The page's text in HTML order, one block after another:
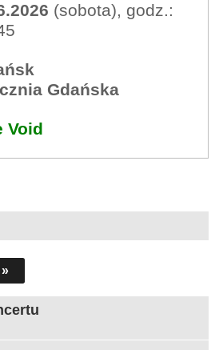
(sobota), godz.:
Gdańska
Void